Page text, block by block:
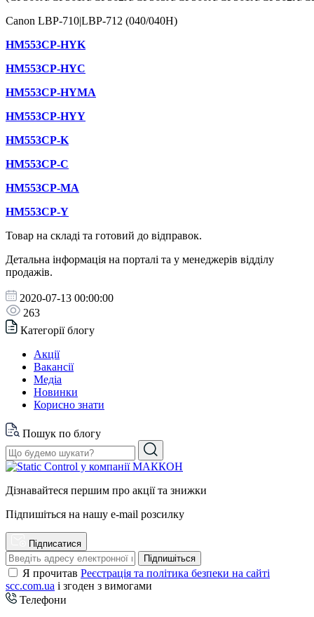
Canon LBP-710|LBP-712 (040/040H)
HM553CP-HYK
HM553CP-HYC
HM553CP-HYMA
HM553CP-HYY
HM553CP-K
HM553CP-C
HM553CP-MA
HM553CP-Y
Товар на складі та готовий до відправок.
Детальна інформація на порталі та у менеджерів відділу
продажів.
2020-07-13 00:00:00
263
Категорії блогу
Акції
Вакансії
Медіа
Новинки
Корисно знати
Пошук по блогу
Дізнавайтеся першим про акції та знижки
Підпишіться на нашу e-mail розсилку
Підписатися
Підпишіться
Я прочитав Реєстрація та політика безпеки на сайті
scc.com.ua і згоден з вимогами
Телефони